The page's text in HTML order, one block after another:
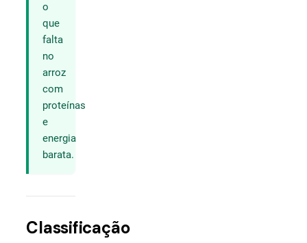
o
que
falta
no
arroz
com
proteínas
e
energia
barata.
Classificação